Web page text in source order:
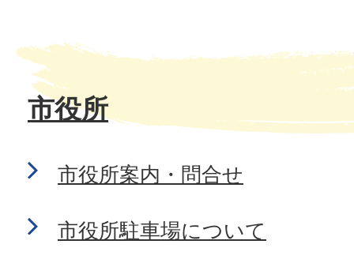
市役所
市役所案内・問合せ
市役所駐車場について